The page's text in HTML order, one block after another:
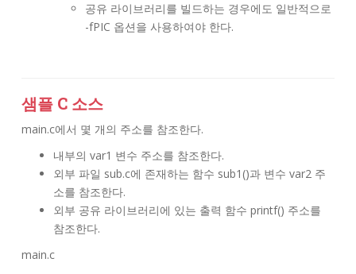
공유 라이브러리를 빌드하는 경우에도 일반적으로
-fPIC 옵션을 사용하여야 한다.
샘플 C 소스
main.c에서 몇 개의 주소를 참조한다.
내부의 var1 변수 주소를 참조한다.
외부 파일 sub.c에 존재하는 함수 sub1()과 변수 var2 주
소를 참조한다.
외부 공유 라이브러리에 있는 출력 함수 printf() 주소를
참조한다.
main.c